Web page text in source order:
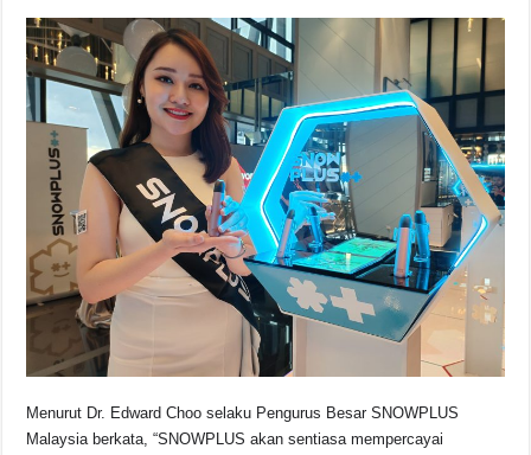
Menurut Dr. Edward Choo selaku Pengurus Besar SNOWPLUS
Malaysia berkata, “SNOWPLUS akan sentiasa mempercayai